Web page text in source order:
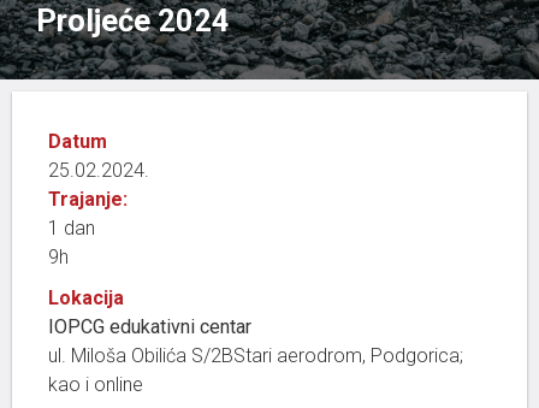
Proljeće 2024
Datum
25.02.2024.
Trajanje:
1 dan
9h
Lokacija
IOPCG edukativni centar
ul. Miloša Obilića S/2BStari aerodrom, Podgorica;
kao i online